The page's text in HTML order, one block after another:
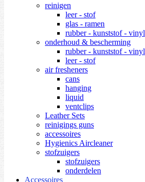
reinigen
leer - stof
glas - ramen
rubber - kunststof - vinyl
onderhoud & bescherming
rubber - kunststof - vinyl
leer - stof
air fresheners
cans
hanging
liquid
ventclips
Leather Sets
reinigings guns
accessoires
Hygienics Aircleaner
stofzuigers
stofzuigers
onderdelen
Accessoires